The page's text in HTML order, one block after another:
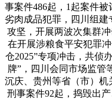
事案件486起，1起案件
劣肉成品犯罪，四川组建
攻坚，开展两波次集群
在开展涉粮食平安犯罪
仓2025”专项冲击，共侦
牌”，四川会同市场监管
沉庆、贵州等省（市）
刑事案件92起，捣毁出